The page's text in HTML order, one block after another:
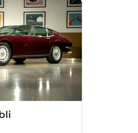
en aandrijving. Een volledig
met een uitgebreide foto
facturen van de
Deze fascinerende
optisch als mechanisch in
Een dergelijke auto in
is uiterst zeldzaam, dit
de bijkomstigheid dat hij